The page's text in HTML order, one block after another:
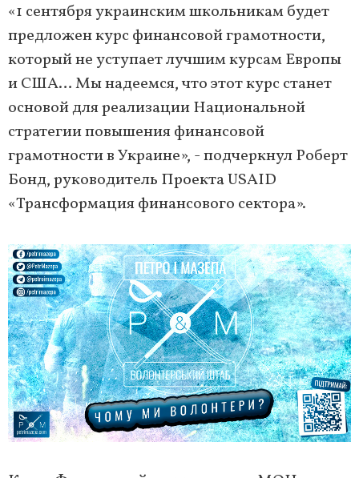
«1 сентября украинским школьникам будет
предложен курс финансовой грамотности,
который не уступает лучшим курсам Европы
и США… Мы надеемся, что этот курс станет
основой для реализации Национальной
стратегии повышения финансовой
грамотности в Украине», - подчеркнул Роберт
Бонд, руководитель Проекта USAID
«Трансформация финансового сектора».